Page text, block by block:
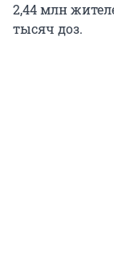
2,44 млн
тысяч доз.